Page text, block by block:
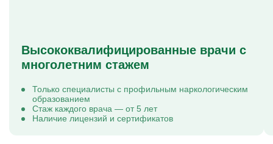
Высококвалифицированные врачи с
многолетним стажем
Только специалисты с профильным наркологическим
образованием
Стаж каждого врача — от 5 лет
Наличие лицензий и сертификатов